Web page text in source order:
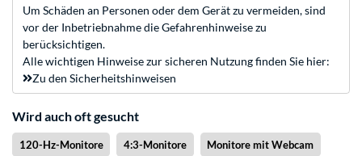
Um Schäden an Personen oder dem Gerät zu vermeiden, sind
vor der Inbetriebnahme die Gefahrenhinweise zu
berücksichtigen.
Alle wichtigen Hinweise zur sicheren Nutzung finden Sie hier:
Zu den Sicherheitshinweisen
Wird auch oft gesucht
120-Hz-Monitore 4:3-Monitore Monitore mit Webcam